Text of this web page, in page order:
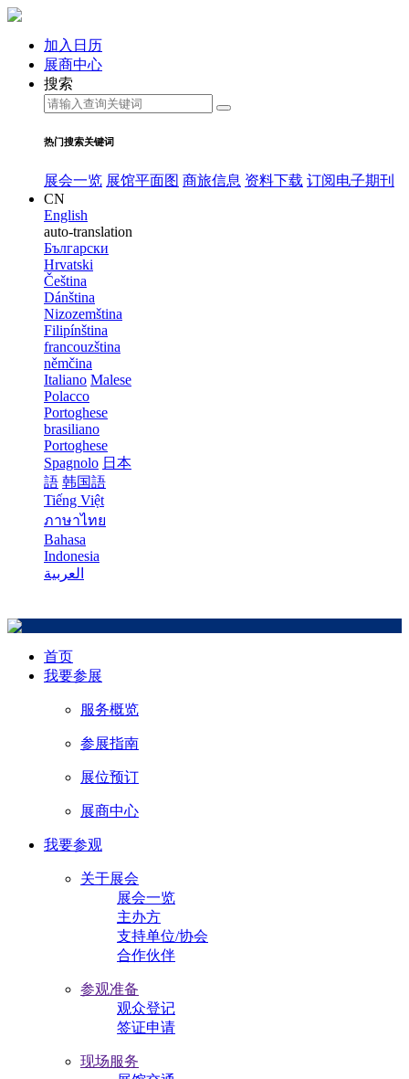
加入日历
展商中心
搜索
热门搜索关键词
展会一览 展馆平面图 商旅信息 资料下载 订阅电子期刊
CN
English
auto-translation
Български
Hrvatski
Čeština
Dánština
Nizozemština
Filipínština
francouzština
němčina
Italiano Malese
Polacco
Portoghese
brasiliano
Portoghese
Spagnolo 日本
語 韩国語
Tiếng Việt
ภาษาไทย
Bahasa
Indonesia
العربية
首页
我要参展
服务概览
参展指南
展位预订
展商中心
我要参观
关于展会
展会一览
主办方
支持单位/协会
合作伙伴
参观准备
观众登记
签证申请
现场服务